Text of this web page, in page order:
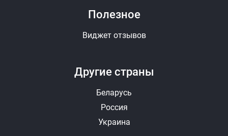
Другие страны
Беларусь
Россия
Украина
Полезное
Виджет отзывов